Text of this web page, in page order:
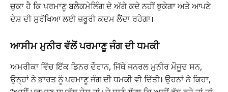
ਚੁਕਾ ਹੈ ਕਿ ਪਰਮਾਣੂ ਬਲੈਕਮੇਲਿੰਗ ਦੇ ਅੱਗੇ ਕਦੇ ਨਹੀਂ ਝੁਕੇਗਾ ਅਤੇ ਆਪਣੇ
ਦੇਸ਼ ਦੀ ਸੁਰੱਖਿਆ ਲਈ ਜ਼ਰੂਰੀ ਕਦਮ ਲੈਂਦਾ ਰਹੇਗਾ।
ਆਸੀਮ ਮੁਨੀਰ ਵੱਲੋਂ ਪਰਮਾਣੂ ਜੰਗ ਦੀ ਧਮਕੀ
ਅਮਰੀਕਾ ਵਿੱਚ ਇੱਕ ਡਿਨਰ ਦੌਰਾਨ, ਜਿੱਥੇ ਜਨਰਲ ਮੁਨੀਰ ਮੌਜੂਦ ਸਨ,
ਉਨ੍ਹਾਂ ਨੇ ਭਾਰਤ ਨੂੰ ਪਰਮਾਣੂ ਜੰਗ ਦੀ ਧਮਕੀ ਵੀ ਦਿੱਤੀ। ਉਹਨਾਂ ਨੇ ਕਿਹਾ,